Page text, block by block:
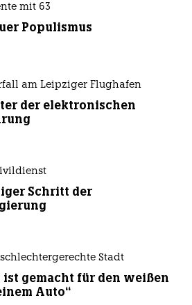
mit 63
Populismus
am Leipziger Flughafen
der elektronischen
Schritt der
Stadt
ist gemacht für den weißen
Auto“